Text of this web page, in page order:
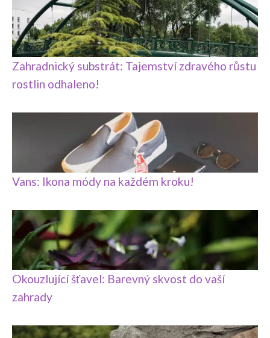
Zahradnický substrát: Tajemství zdravého růstu
rostlin odhaleno!
Vans: Ikona módy na každém kroku!
Okouzlující šťavel: Barevný skvost do vaší
zahrady